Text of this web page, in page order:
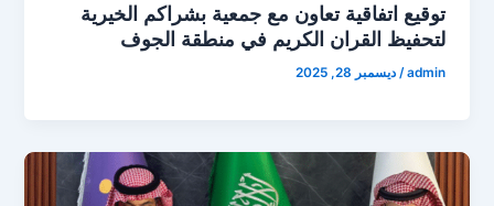
توقيع اتفاقية تعاون مع جمعية بشراكم الخيرية
لتحفيظ القران الكريم في منطقة الجوف
admin
/ديسمبر 28, 2025